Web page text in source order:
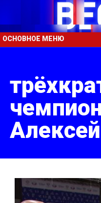
ОСНОВНОЕ МЕНЮ